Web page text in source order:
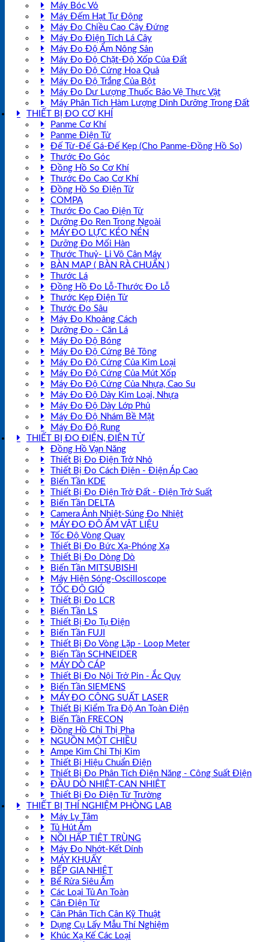
Máy Bóc Vỏ
Máy Đếm Hạt Tự Động
Máy Đo Chiều Cao Cây Đứng
Máy Đo Điện Tích Lá Cây
Máy Đo Độ Ẩm Nông Sản
Máy Đo Độ Chặt-Độ Xốp Của Đất
Máy Đo Độ Cứng Hoa Quả
Máy Đo Độ Trắng Của Bột
Máy Đo Dư Lượng Thuốc Bảo Vệ Thực Vật
Máy Phân Tích Hàm Lượng Dinh Dưỡng Trong Đất
THIẾT BỊ ĐO CƠ KHÍ
Panme Cơ Khí
Panme Điện Tử
Đế Từ-Đế Gá-Đế Kẹp (Cho Panme-Đồng Hồ So)
Thước Đo Góc
Đồng Hồ So Cơ Khí
Thước Đo Cao Cơ Khí
Đồng Hồ So Điện Tử
COMPA
Thước Đo Cao Điện Tử
Dưỡng Đo Ren Trong Ngoài
MÁY ĐO LỰC KÉO NÉN
Dưỡng Đo Mối Hàn
Thước Thuỷ- Li Vô Cân Máy
BÀN MAP ( BÀN RÀ CHUẨN )
Thước Lá
Đồng Hồ Đo Lỗ-Thước Đo Lỗ
Thước Kẹp Điện Tử
Thước Đo Sâu
Máy Đo Khoảng Cách
Dưỡng Đo - Căn Lá
Máy Đo Độ Bóng
Máy Đo Độ Cứng Bê Tông
Máy Đo Độ Cứng Của Kim Loại
Máy Đo Độ Cứng Của Mút Xốp
Máy Đo Độ Cứng Của Nhựa, Cao Su
Máy Đo Độ Dày Kim Loại, Nhựa
Máy Đo Độ Dày Lớp Phủ
Máy Đo Độ Nhám Bề Mặt
Máy Đo Độ Rung
THIẾT BỊ ĐO ĐIỆN, ĐIỆN TỬ
Đồng Hồ Vạn Năng
Thiết Bị Đo Điện Trở Nhỏ
Thiết Bị Đo Cách Điện - Điện Áp Cao
Biến Tần KDE
Thiết Bị Đo Điện Trở Đất - Điện Trở Suất
Biến Tần DELTA
Camera Ảnh Nhiệt-Súng Đo Nhiệt
MÁY ĐO ĐỘ ẨM VẬT LIỆU
Tốc Độ Vòng Quay
Thiết Bị Đo Bức Xạ-Phóng Xạ
Thiết Bị Đo Dòng Dò
Biến Tần MITSUBISHI
Máy Hiện Sóng-Oscilloscope
TỐC ĐỘ GIÓ
Thiết Bị Đo LCR
Biến Tần LS
Thiết Bị Đo Tụ Điện
Biến Tần FUJI
Thiết Bị Đo Vòng Lặp - Loop Meter
Biến Tần SCHNEIDER
MÁY DÒ CÁP
Thiết Bị Đo Nội Trở Pin - Ắc Quy
Biến Tần SIEMENS
MÁY ĐO CÔNG SUẤT LASER
Thiết Bị Kiểm Tra Độ An Toàn Điện
Biến Tần FRECON
Đồng Hồ Chỉ Thị Pha
NGUỒN MỘT CHIỀU
Ampe Kìm Chỉ Thị Kim
Thiết Bị Hiệu Chuẩn Điện
Thiết Bị Đo Phân Tích Điện Năng - Công Suất Điện
ĐẦU DÒ NHIỆT-CAN NHIỆT
Thiết Bị Đo Điện Từ Trường
THIẾT BỊ THÍ NGHIỆM PHÒNG LAB
Máy Ly Tâm
Tủ Hút Ẩm
NỒI HẤP TIỆT TRÙNG
Máy Đo Nhớt-Kết Dính
MÁY KHUẤY
BẾP GIA NHIỆT
Bể Rửa Siêu Âm
Các Loại Tủ An Toàn
Cân Điện Tử
Cân Phân Tích Cân Kỹ Thuật
Dụng Cụ Lấy Mẫu Thí Nghiệm
Khúc Xạ Kế Các Loại